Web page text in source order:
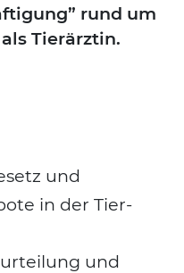
rund um
Tier­ärz­tin.
und
in der Tier­
und